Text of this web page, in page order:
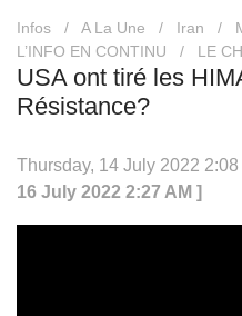
Infos / A La Une / Iran /
L’INFO EN CONTINU
/ LE
USA ont tiré les
Résistance?
Thursday, 14 July 2022 2:08
16 July 2022 2:27 AM ]